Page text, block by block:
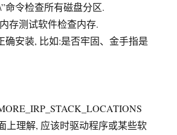
命令检查所有磁盘分区.
存测试软件检查内存.
确安装, 比如:是否牢固、金手指是
上理解, 应该时驱动程序或某些软